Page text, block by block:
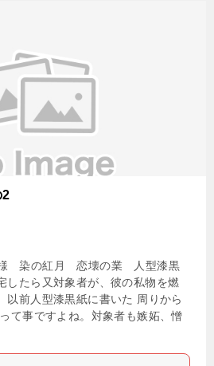
2
染の紅月 恋壊の業 人型漆黒
たら又対象者が、彼の私物を燃
以前人型漆黒紙に書いた 周りから
て事ですよね。対象者も嫉妬、憎